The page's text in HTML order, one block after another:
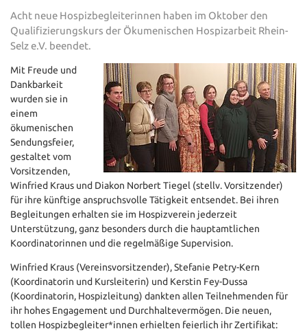
Acht neue Hospizbegleiterinnen haben im Oktober den
Qualifizierungskurs der Ökumenischen Hospizarbeit Rhein-
Selz e.V. beendet.
Mit Freude und
Dankbarkeit
wurden sie in
einem
ökumenischen
Sendungsfeier,
gestaltet vom
Vorsitzenden,
Winfried Kraus und Diakon Norbert Tiegel (stellv. Vorsitzender)
für ihre künftige anspruchsvolle Tätigkeit entsendet. Bei ihren
Begleitungen erhalten sie im Hospizverein jederzeit
Unterstützung, ganz besonders durch die hauptamtlichen
Koordinatorinnen und die regelmäßige Supervision.
Winfried Kraus (Vereinsvorsitzender), Stefanie Petry-Kern
(Koordinatorin und Kursleiterin) und Kerstin Fey-Dussa
(Koordinatorin, Hospizleitung) dankten allen Teilnehmenden für
ihr hohes Engagement und Durchhaltevermögen. Die neuen,
tollen Hospizbegleiter*innen erhielten feierlich ihr Zertifikat: